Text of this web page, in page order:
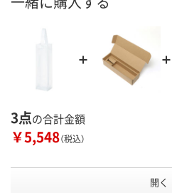
3点の合計金額
￥5,548（税込）
開く